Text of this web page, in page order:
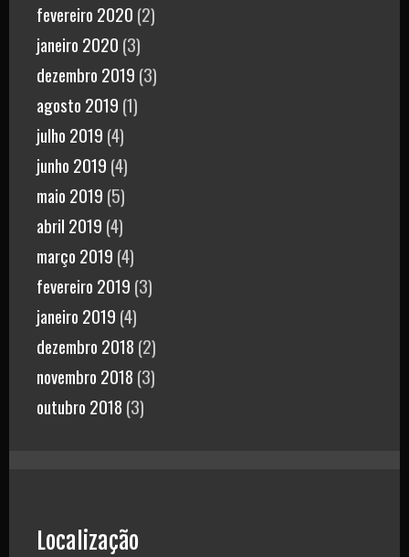
fevereiro 2020 (2)
janeiro 2020 (3)
dezembro 2019 (3)
agosto 2019 (1)
julho 2019 (4)
junho 2019 (4)
maio 2019 (5)
abril 2019 (4)
março 2019 (4)
fevereiro 2019 (3)
janeiro 2019 (4)
dezembro 2018 (2)
novembro 2018 (3)
outubro 2018 (3)
Localização